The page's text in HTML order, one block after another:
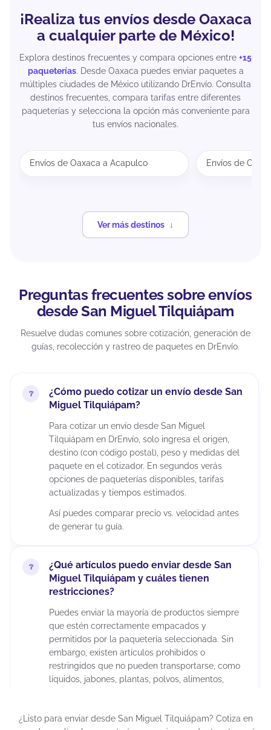
¡Realiza tus envíos desde Oaxaca
a cualquier parte de México!
Explora destinos frecuentes y compara opciones entre +15
paqueterías. Desde Oaxaca puedes enviar paquetes a
múltiples ciudades de México utilizando DrEnvío. Consulta
destinos frecuentes, compara tarifas entre diferentes
paqueterías y selecciona la opción más conveniente para
tus envíos nacionales.
Envíos de Oaxaca a Acapulco Envíos de
Ver más destinos
Preguntas frecuentes sobre envíos
desde San Miguel Tilquiápam
Resuelve dudas comunes sobre cotización, generación de
guías, recolección y rastreo de paquetes en DrEnvío.
¿Cómo puedo cotizar un envío desde San
Miguel Tilquiápam?
Para cotizar un envío desde San Miguel
Tilquiápam en DrEnvío, solo ingresa el origen,
destino (con código postal), peso y medidas del
paquete en el cotizador. En segundos verás
opciones de paqueterías disponibles, tarifas
actualizadas y tiempos estimados.
Así puedes comparar precio vs. velocidad antes
de generar tu guía.
¿Qué artículos puedo enviar desde San
Miguel Tilquiápam y cuáles tienen
restricciones?
Puedes enviar la mayoría de productos siempre
que estén correctamente empacados y
permitidos por la paquetería seleccionada. Sin
embargo, existen artículos prohibidos o
restringidos que no pueden transportarse, como
líquidos, jabones, plantas, polvos, alimentos,
suplementos alimenticios, cápsulas, tabletas,
¿Listo para enviar desde San Miguel Tilquiápam? Cotiza en